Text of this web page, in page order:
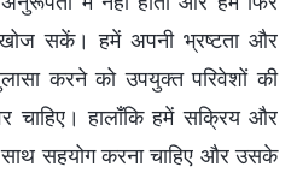
सकें। हमें अपनी भ्रष्टता और
करने को उपयुक्त परिवेशों की
चाहिए। हालाँकि हमें सक्रिय और
सहयोग करना चाहिए और उसके